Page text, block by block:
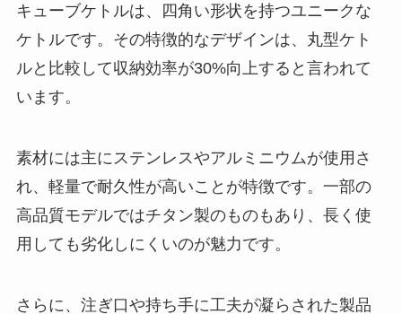
キューブケトルは、四角い形状を持つユニークな
ケトルです。その特徴的なデザインは、丸型ケト
ルと比較して収納効率が30%向上すると言われて
います。
素材には主にステンレスやアルミニウムが使用さ
れ、軽量で耐久性が高いことが特徴です。一部の
高品質モデルではチタン製のものもあり、長く使
用しても劣化しにくいのが魅力です。
さらに、注ぎ口や持ち手に工夫が凝らされた製品